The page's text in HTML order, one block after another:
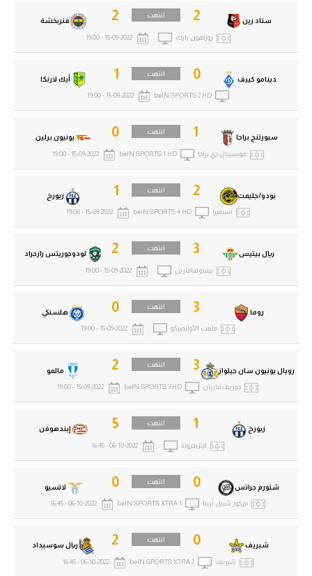
شيريف 0 انتهت
ريال سوسيداد 2
شيريف beIN SPORTS XTRA 2
06-10-2022 - 16:45
شتورم جراتس 0 انتهت
لاتسيو 0
مركور شبيل أرينا beIN SPORTS XTRA 1
06-10-2022 - 16:45
زيورخ 1 انتهت
إيندهوفن 5
ليتزيجروند 06-10-2022 - 16:45
رويال يونيون سان جيلواز 3 انتهت
مالمو 2
جوزيف ماريان beIN SPORTS 3 HD
15-09-2022 - 19:00
روما 3 انتهت
هلسنكي 0
ملعب الأوليمبيكو 15-09-2022 - 19:00
ريال بيتيس 3 انتهت
لودوجوريتس رازجراد 2
بينيتو فيامارين 15-09-2022 - 19:00
بودو/جليمت 2 انتهت
زيورخ 1
اسبميرا beIN SPORTS 4 HD
15-09-2022 - 19:00
سبورتنج براجا 1 انتهت
يونيون برلين 0
مونسيبال دي براجا beIN SPORTS 1 HD
15-09-2022 - 19:00
دينامو كييف 0 انتهت
أيك لارنكا 1
beIN SPORTS 2 HD
15-09-2022 - 19:00
ستاد رين 2 انتهت
فنربخشة 2
روزاهون بارك 15-09-2022 - 19:00